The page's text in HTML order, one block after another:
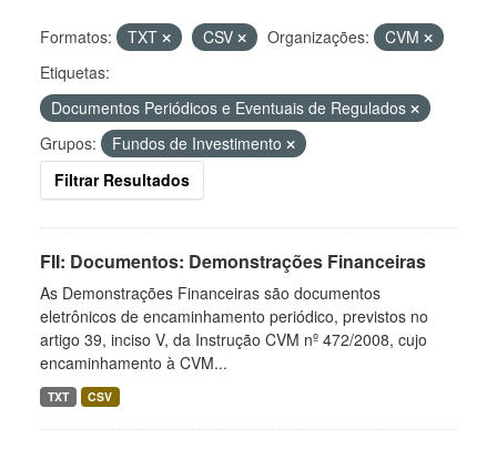
Formatos: TXT CSV Organizações:
CVM
Etiquetas:
Documentos Periódicos e Eventuais de Regulados
Grupos:
Fundos de Investimento
Filtrar Resultados
FII: Documentos: Demonstrações Financeiras
As Demonstrações Financeiras são documentos
eletrônicos de encaminhamento periódico, previstos no
artigo 39, inciso V, da Instrução CVM nº 472/2008, cujo
encaminhamento à CVM...
TXT CSV